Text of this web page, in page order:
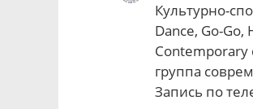
Культурно-
Dance, Go-
Contemporary
группа
Запись по